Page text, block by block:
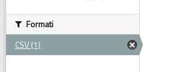
Formati
CSV (1)